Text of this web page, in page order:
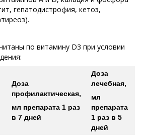
гепатодистрофия, кетоз,
по витамину D3 при условии
Доза
профилактическая,
мл препарата 1 раз
в 7 дней
Доза
лечебная,
мл
препарата
1 раз в 5
дней